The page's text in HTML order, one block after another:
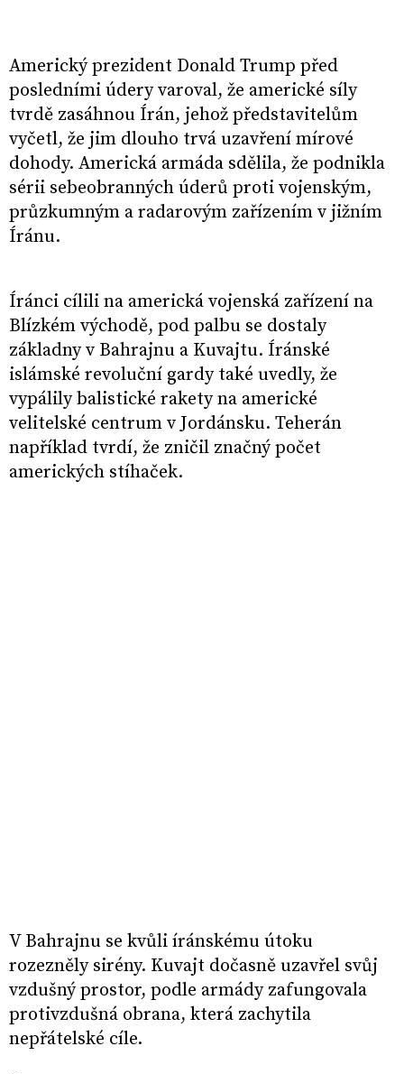
Americký prezident Donald Trump před
posledními údery varoval, že americké síly
tvrdě zasáhnou Írán, jehož představitelům
vyčetl, že jim dlouho trvá uzavření mírové
dohody. Americká armáda sdělila, že podnikla
sérii sebeobranných úderů proti vojenským,
průzkumným a radarovým zařízením v jižním
Íránu.
Íránci cílili na americká vojenská zařízení na
Blízkém východě, pod palbu se dostaly
základny v Bahrajnu a Kuvajtu. Íránské
islámské revoluční gardy také uvedly, že
vypálily balistické rakety na americké
velitelské centrum v Jordánsku. Teherán
například tvrdí, že zničil značný počet
amerických stíhaček.
V Bahrajnu se kvůli íránskému útoku
rozezněly sirény. Kuvajt dočasně uzavřel svůj
vzdušný prostor, podle armády zafungovala
protivzdušná obrana, která zachytila
nepřátelské cíle.